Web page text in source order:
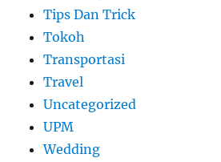
Tips Dan Trick
Tokoh
Transportasi
Travel
Uncategorized
UPM
Wedding